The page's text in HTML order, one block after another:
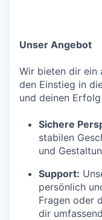
Unser Angebot
Wir bieten dir ein
den Einstieg in
und deinen
Sichere
stabilen
und
Support:
persönlich
Fragen oder
dir